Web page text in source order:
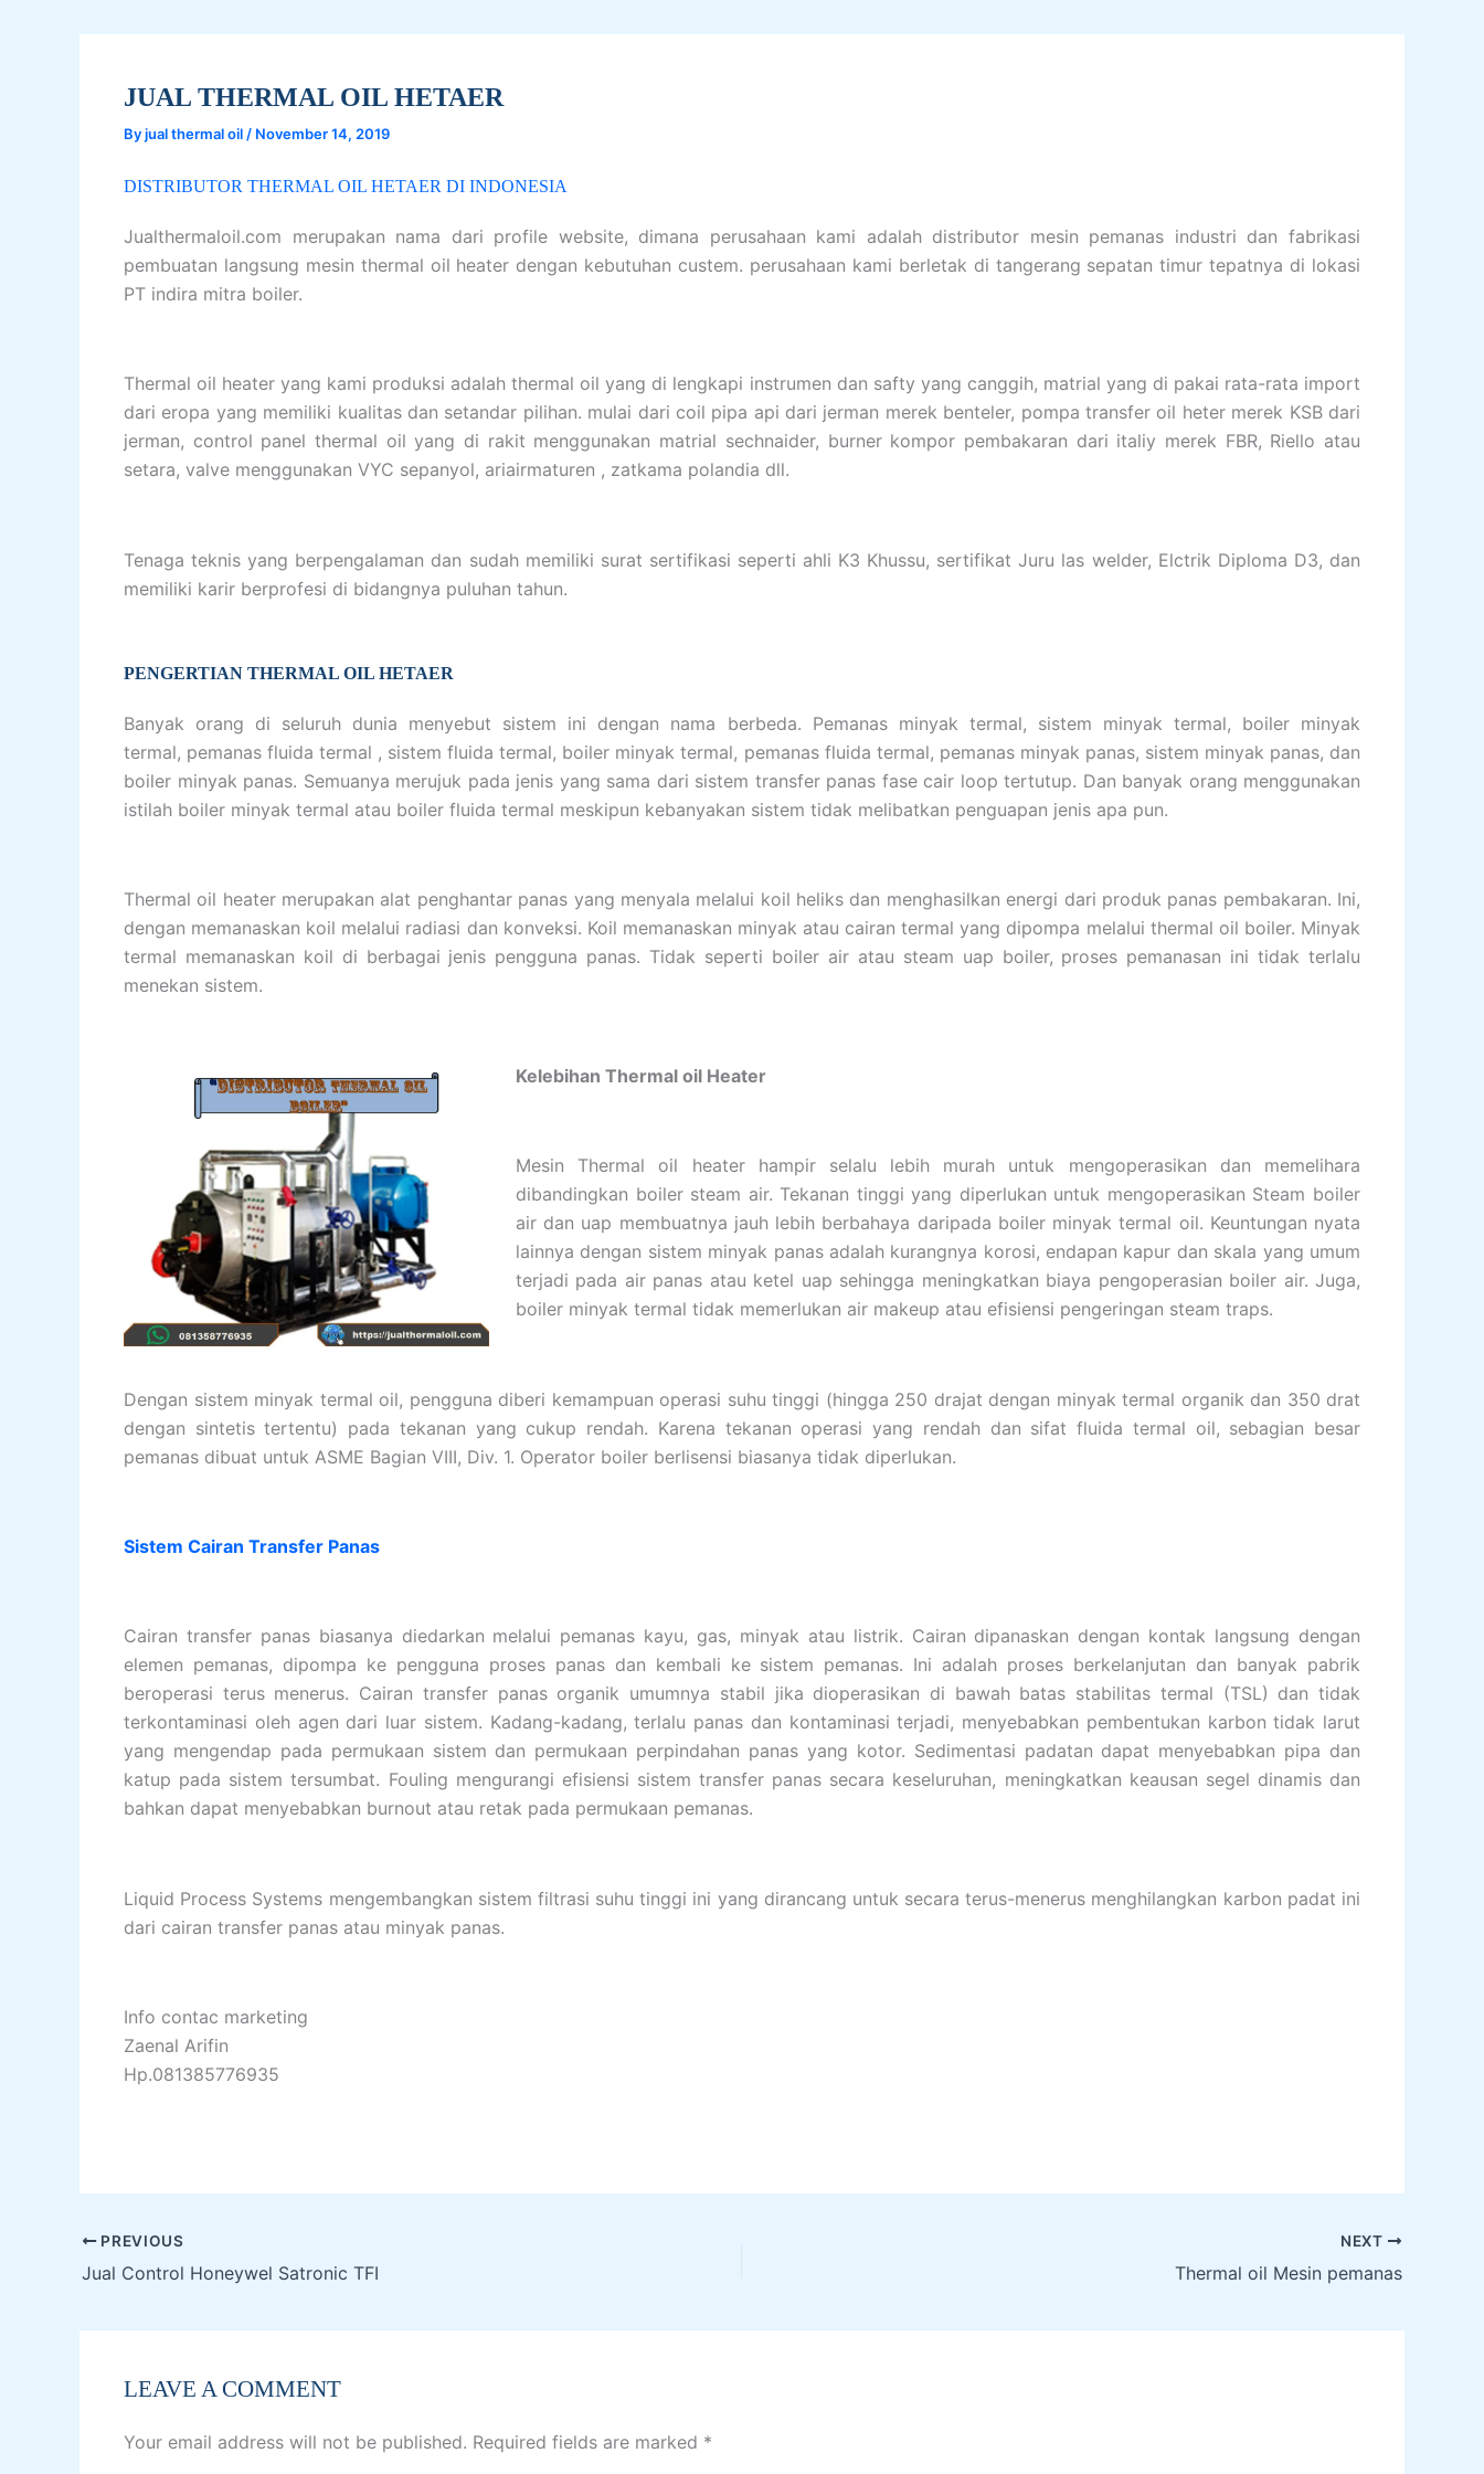
JUAL THERMAL OIL HETAER
Byjual thermal oil / November 14, 2019
DISTRIBUTOR THERMAL OIL HETAER DI INDONESIA
Jualthermaloil.com merupakan nama dari profile website, dimana perusahaan kami adalah distributor mesin pemanas industri dan fabrikasi
pembuatan langsung mesin thermal oil heater dengan kebutuhan custem. perusahaan kami berletak di tangerang sepatan timur tepatnya di lokasi
PT indira mitra boiler.
Thermal oil heater yang kami produksi adalah thermal oil yang di lengkapi instrumen dan safty yang canggih, matrial yang di pakai rata-rata import
dari eropa yang memiliki kualitas dan setandar pilihan. mulai dari coil pipa api dari jerman merek benteler, pompa transfer oil heter merek KSB dari
jerman, control panel thermal oil yang di rakit menggunakan matrial sechnaider, burner kompor pembakaran dari italiy merek FBR, Riello atau
setara, valve menggunakan VYC sepanyol, ariairmaturen , zatkama polandia dll.
Tenaga teknis yang berpengalaman dan sudah memiliki surat sertifikasi seperti ahli K3 Khussu, sertifikat Juru las welder, Elctrik Diploma D3, dan
memiliki karir berprofesi di bidangnya puluhan tahun.
PENGERTIAN THERMAL OIL HETAER
Banyak orang di seluruh dunia menyebut sistem ini dengan nama berbeda. Pemanas minyak termal, sistem minyak termal, boiler minyak
termal, pemanas fluida termal , sistem fluida termal, boiler minyak termal, pemanas fluida termal, pemanas minyak panas, sistem minyak panas, dan
boiler minyak panas. Semuanya merujuk pada jenis yang sama dari sistem transfer panas fase cair loop tertutup. Dan banyak orang menggunakan
istilah boiler minyak termal atau boiler fluida termal meskipun kebanyakan sistem tidak melibatkan penguapan jenis apa pun.
Thermal oil heater merupakan alat penghantar panas yang menyala melalui koil heliks dan menghasilkan energi dari produk panas pembakaran. Ini,
dengan memanaskan koil melalui radiasi dan konveksi. Koil memanaskan minyak atau cairan termal yang dipompa melalui thermal oil boiler. Minyak
termal memanaskan koil di berbagai jenis pengguna panas. Tidak seperti boiler air atau steam uap boiler, proses pemanasan ini tidak terlalu
menekan sistem.
Kelebihan Thermal oil Heater
Mesin Thermal oil heater hampir selalu lebih murah untuk mengoperasikan dan memelihara
dibandingkan boiler steam air. Tekanan tinggi yang diperlukan untuk mengoperasikan Steam boiler
air dan uap membuatnya jauh lebih berbahaya daripada boiler minyak termal oil. Keuntungan nyata
lainnya dengan sistem minyak panas adalah kurangnya korosi, endapan kapur dan skala yang umum
terjadi pada air panas atau ketel uap sehingga meningkatkan biaya pengoperasian boiler air. Juga,
boiler minyak termal tidak memerlukan air makeup atau efisiensi pengeringan steam traps.
Dengan sistem minyak termal oil, pengguna diberi kemampuan operasi suhu tinggi (hingga 250 drajat dengan minyak termal organik dan 350 drat
dengan sintetis tertentu) pada tekanan yang cukup rendah. Karena tekanan operasi yang rendah dan sifat fluida termal oil, sebagian besar
pemanas dibuat untuk ASME Bagian VIII, Div. 1. Operator boiler berlisensi biasanya tidak diperlukan.
Sistem Cairan Transfer Panas
Cairan transfer panas biasanya diedarkan melalui pemanas kayu, gas, minyak atau listrik. Cairan dipanaskan dengan kontak langsung dengan
elemen pemanas, dipompa ke pengguna proses panas dan kembali ke sistem pemanas. Ini adalah proses berkelanjutan dan banyak pabrik
beroperasi terus menerus. Cairan transfer panas organik umumnya stabil jika dioperasikan di bawah batas stabilitas termal (TSL) dan tidak
terkontaminasi oleh agen dari luar sistem. Kadang-kadang, terlalu panas dan kontaminasi terjadi, menyebabkan pembentukan karbon tidak larut
yang mengendap pada permukaan sistem dan permukaan perpindahan panas yang kotor. Sedimentasi padatan dapat menyebabkan pipa dan
katup pada sistem tersumbat. Fouling mengurangi efisiensi sistem transfer panas secara keseluruhan, meningkatkan keausan segel dinamis dan
bahkan dapat menyebabkan burnout atau retak pada permukaan pemanas.
Liquid Process Systems mengembangkan sistem filtrasi suhu tinggi ini yang dirancang untuk secara terus-menerus menghilangkan karbon padat ini
dari cairan transfer panas atau minyak panas.
Info contac marketing
Zaenal Arifin
Hp.081385776935
PREVIOUS
Jual Control Honeywel Satronic TFI
NEXT
Thermal oil Mesin pemanas
LEAVE A COMMENT
Your email address will not be published. Required fields are marked *